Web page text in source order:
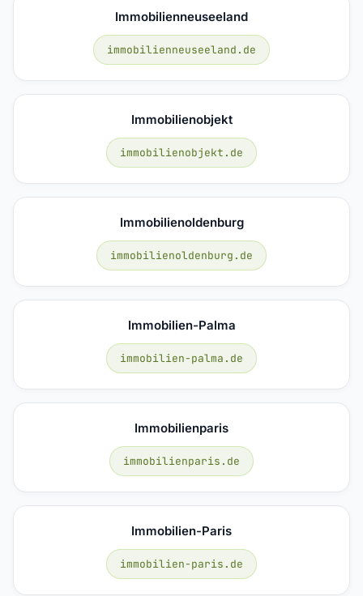
Immobilienneuseeland
immobilienneuseeland.de
Immobilienobjekt
immobilienobjekt.de
Immobilienoldenburg
immobilienoldenburg.de
Immobilien-Palma
immobilien-palma.de
Immobilienparis
immobilienparis.de
Immobilien-Paris
immobilien-paris.de